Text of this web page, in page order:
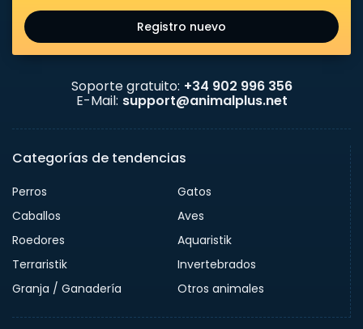
Registro nuevo
Soporte gratuito: +34 902 996 356
E-Mail: support@animalplus.net
Categorías de tendencias
Perros
Gatos
Caballos
Aves
Roedores
Aquaristik
Terraristik
Invertebrados
Granja / Ganadería
Otros animales